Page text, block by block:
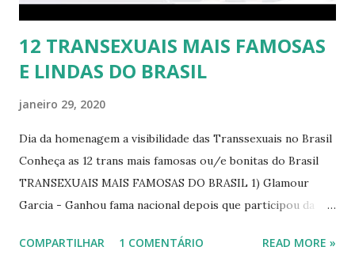
12 TRANSEXUAIS MAIS FAMOSAS
E LINDAS DO BRASIL
janeiro 29, 2020
Dia da homenagem a visibilidade das Transsexuais no Brasil
Conheça as 12 trans mais famosas ou/e bonitas do Brasil
TRANSEXUAIS MAIS FAMOSAS DO BRASIL 1) Glamour
Garcia - Ganhou fama nacional depois que participou da
transexual, Britney. 2) Lea T é uma famosa modelo
COMPARTILHAR 1 COMENTÁRIO READ MORE »